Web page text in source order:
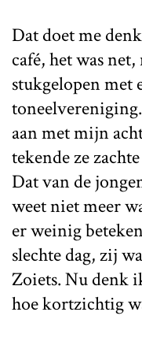
Dat doet me
café, het was
stukgelopen met
aan met mijn
tekende ze
Dat van de
weet niet meer
er weinig
slechte dag, zij
Zoiets. Nu denk
hoe kortzichtig